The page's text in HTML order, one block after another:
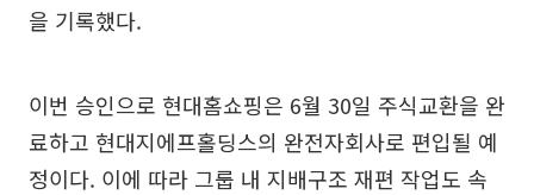
을 기록했다.
이번 승인으로 현대홈쇼핑은 6월 30일 주식교환을 완
료하고 현대지에프홀딩스의 완전자회사로 편입될 예
정이다. 이에 따라 그룹 내 지배구조 재편 작업도 속